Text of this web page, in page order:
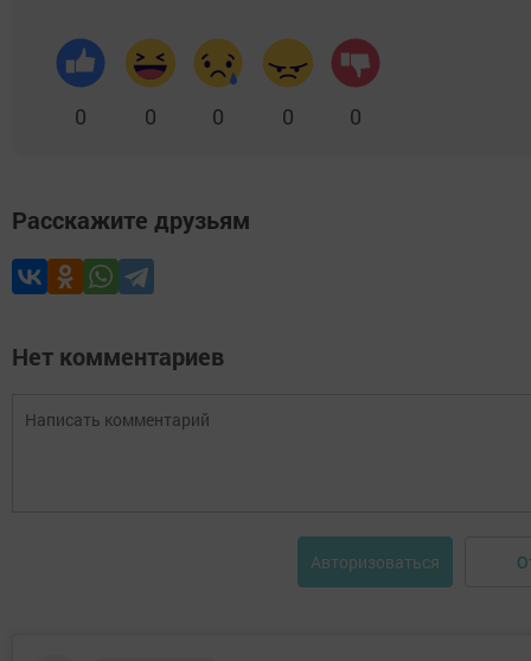
0 0 0 0 0
Расскажите друзьям
Нет комментариев
Авторизоваться